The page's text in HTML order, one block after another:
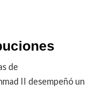
de
II desempeñó un